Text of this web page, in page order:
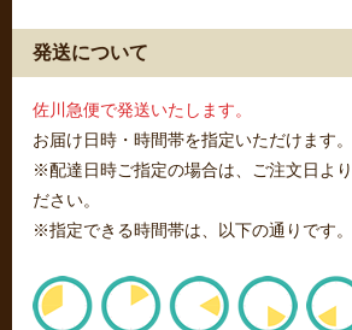
発送について
佐川急便で発送いたします。
お届け日時・時間帯を指定いただけます。
※配達日時ご指定の場合は、ご注文日よ
ださい。
※指定できる時間帯は、以下の通りです。